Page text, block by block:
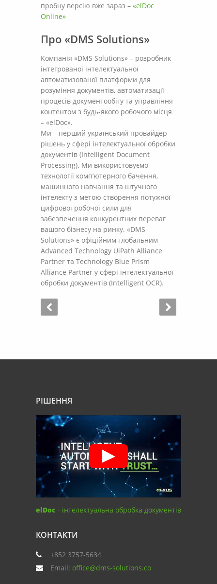
пробну версію вже зараз – «elDoc
Online»
Про «DMS Solutions»
Компанія «DMS Solutions» – розробник
інтегрованої інтелектуальної
автоматизованої платформи для
розуміння документів, автоматизації
процесів документообігу та управління
контентом з будь-якого робочого місця
– «elDoc».
Ми – перший український провайдер
рішень у сфері інтелектуальної обробки
документів (Intelligent Document
Processing). Ми використовуємо
технології комп’ютерного бачення,
машинного навчання та штучного
інтелекту з метою створення потужної
цифрової робочої сили для
забезпечення конкурентних переваг
вашого бізнесу на ринку. «DMS
Solutions» є офіційним глобальним
Advanced Technology UiPath Alliance
Partner та Technology Blue Prism
Alliance Partner у сфері інтелектуальної
обробки документів (Intelligent OCR).
РІШЕННЯ
elDoc - інтелектуальна обробка документів
КОНТАКТИ
+852 3757-5634
Email: office@dms-solutions.co